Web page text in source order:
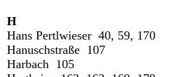
H
Hans Pertlwieser 40, 59, 170
Hanuschstraße 107
Harbach 105